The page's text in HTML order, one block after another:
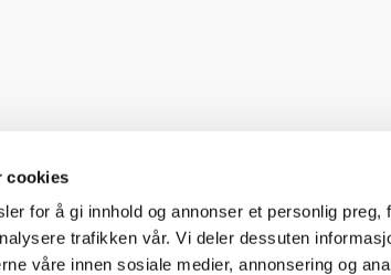
cookies
for å gi innhold og annonser et personlig preg,
trafikken vår. Vi deler dessuten
våre innen sosiale medier, annonsering og